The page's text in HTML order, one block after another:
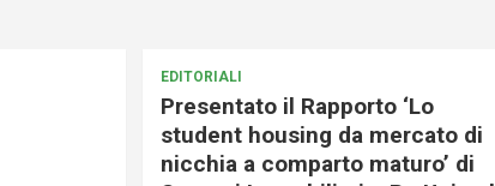
EDITORIALI
Presentato il Rapporto ‘Lo
student housing da mercato di
nicchia a comparto maturo’ di